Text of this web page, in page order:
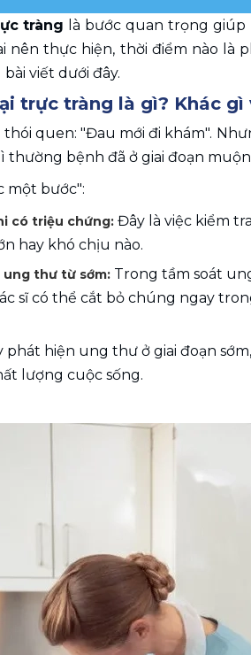
tràng là bước quan trọng giúp
nên thực hiện, thời điểm nào
viết dưới đây.
trực tràng là gì? Khác
quen: "Đau mới đi khám".
thường bệnh đã ở giai đoạn
một bước":
có triệu chứng: Đây là việc kiểm
hay khó chịu nào.
thư từ sớm: Trong tầm soát
sĩ có thể cắt bỏ chúng ngay
phát hiện ung thư ở giai đoạn
lượng cuộc sống.